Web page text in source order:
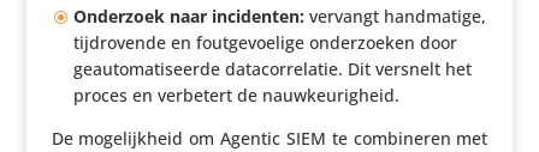
Onderzoek naar inci­denten: vervangt hand­ma­tige,
tijd­ro­vende en fout­ge­voe­lige onder­zoeken door
geau­to­ma­ti­seerde data­cor­re­latie. Dit versnelt het
proces en verbetert de nauwkeurigheid.
De moge­lijk­heid om Agentic SIEM te combi­neren met